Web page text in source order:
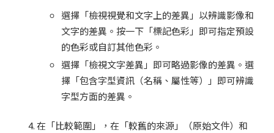
選擇「檢視視覺和文字上的差異」以辨識影像和
文字的差異。按一下「標記色彩」即可指定預設
的色彩或自訂其他色彩。
選擇「檢視文字差異」即可略過影像的差異。選
擇「包含字型資訊（名稱、屬性等）」即可辨識
字型方面的差異。
在「比較範圍」，在「較舊的來源」（原始文件）和